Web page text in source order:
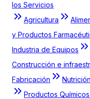
los Servicios
Agricultura
y Productos
Industria de Equipos
Construcción e
Fabricación
Productos